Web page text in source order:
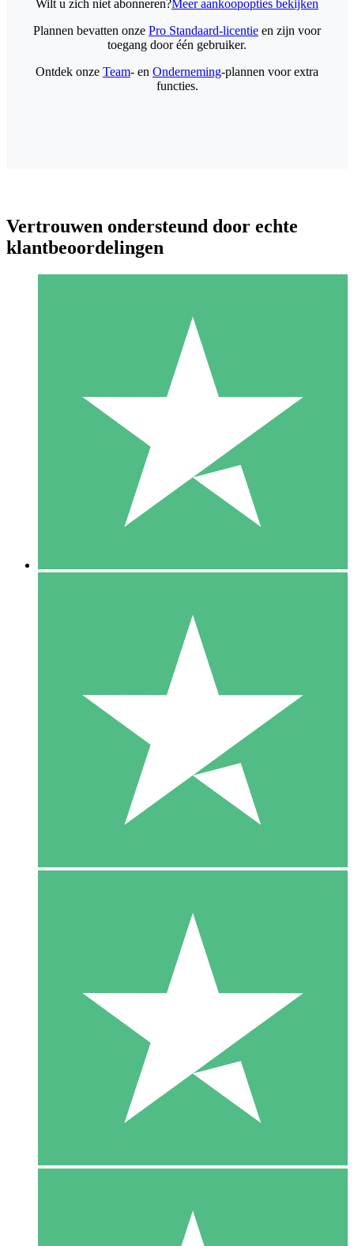
Wilt u zich niet abonneren?Meer aankoopopties bekijken
Individuele Creditpakketten
Betaal per gebruik met downloadtegoeden. Geen maandelijkse
1000
10 Downloaden
20 00
Plannen bevatten onze Pro Standaard-licentie en zijn voor
toegang door één gebruiker.
Ontdek onze Team- en Onderneming-plannen voor extra
functies.
Vertrouwen ondersteund door echte
klantbeoordelingen